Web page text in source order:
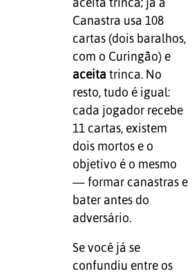
Canastra usa 108
cartas (dois baralhos,
com o Curingão) e
aceita trinca. No
resto, tudo é igual:
cada jogador recebe
11 cartas, existem
dois mortos e o
objetivo é o mesmo
— formar canastras e
bater antes do
adversário.
Se você já se
confundiu entre os